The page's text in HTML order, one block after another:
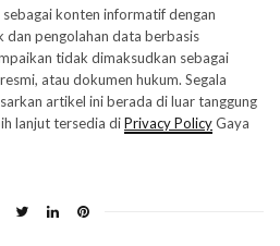
konten informatif dengan
dan pengolahan data berbasis
tidak dimaksudkan sebagai
atau dokumen hukum. Segala
artikel ini berada di luar tanggung
lanjut tersedia diPrivacy PolicyGaya